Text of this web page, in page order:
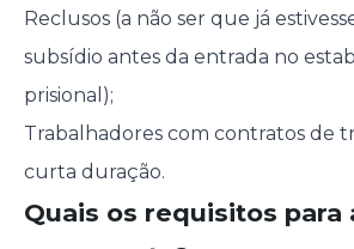
Reclusos (a não ser que já
subsídio antes da entrada no
prisional);
Trabalhadores com contratos de
curta duração.
Quais os requisitos para